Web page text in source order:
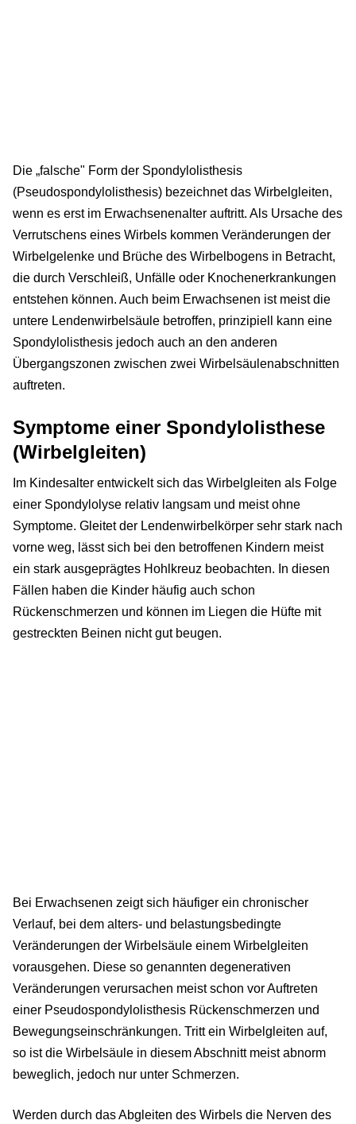
Die „falsche" Form der Spondylolisthesis
(Pseudospondylolisthesis) bezeichnet das Wirbelgleiten,
wenn es erst im Erwachsenenalter auftritt. Als Ursache des
Verrutschens eines Wirbels kommen Veränderungen der
Wirbelgelenke und Brüche des Wirbelbogens in Betracht,
die durch Verschleiß, Unfälle oder Knochenerkrankungen
entstehen können. Auch beim Erwachsenen ist meist die
untere Lendenwirbelsäule betroffen, prinzipiell kann eine
Spondylolisthesis jedoch auch an den anderen
Übergangszonen zwischen zwei Wirbelsäulenabschnitten
auftreten.
Symptome einer Spondylolisthese
(Wirbelgleiten)
Im Kindesalter entwickelt sich das Wirbelgleiten als Folge
einer Spondylolyse relativ langsam und meist ohne
Symptome. Gleitet der Lendenwirbelkörper sehr stark nach
vorne weg, lässt sich bei den betroffenen Kindern meist
ein stark ausgeprägtes Hohlkreuz beobachten. In diesen
Fällen haben die Kinder häufig auch schon
Rückenschmerzen und können im Liegen die Hüfte mit
gestreckten Beinen nicht gut beugen.
Bei Erwachsenen zeigt sich häufiger ein chronischer
Verlauf, bei dem alters- und belastungsbedingte
Veränderungen der Wirbelsäule einem Wirbelgleiten
vorausgehen. Diese so genannten degenerativen
Veränderungen verursachen meist schon vor Auftreten
einer Pseudospondylolisthesis Rückenschmerzen und
Bewegungseinschränkungen. Tritt ein Wirbelgleiten auf,
so ist die Wirbelsäule in diesem Abschnitt meist abnorm
beweglich, jedoch nur unter Schmerzen.
Werden durch das Abgleiten des Wirbels die Nerven des